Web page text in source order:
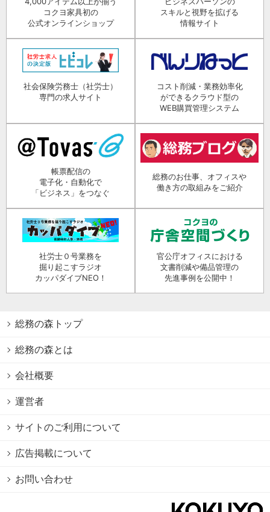
コクヨ家具初の
公式オンラインショップ
スキルと視野を拡げる
情報サイト
社会保険労務士（社労士）
専門の求人サイト
コスト削減・業務効率化
ができるクラウド型の
WEB購買管理システム
帳票配信の
電子化・自動化で
「ビジネス」をつなぐ
総務のお仕事、オフィスや
働き方の取組みをご紹介
社労士０号業務を
掘り起こすラジオ
カッパダイブNEO！
官公庁オフィスにおける
文書削減や備品管理の
先進事例を公開中！
総務の森トップ
総務の森とは
会社概要
運営者
サイトのご利用について
広告掲載について
お問い合わせ